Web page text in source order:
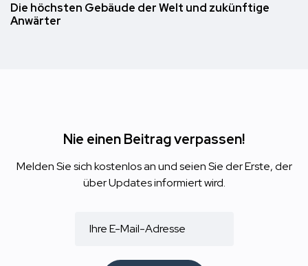
Die höchsten Gebäude der Welt und zukünftige
Anwärter
Nie einen Beitrag verpassen!
Melden Sie sich kostenlos an und seien Sie der Erste, der
über Updates informiert wird.